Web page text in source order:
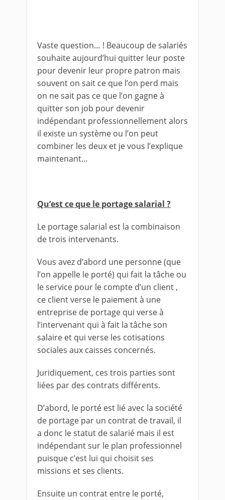
Vaste question… ! Beaucoup de salariés
souhaite aujourd’hui quitter leur poste
pour devenir leur propre patron mais
souvent on sait ce que l’on perd mais
on ne sait pas ce que l’on gagne à
quitter son job pour devenir
indépendant professionnellement alors
il existe un système ou l’on peut
combiner les deux et je vous l’explique
maintenant…
Qu’est ce que le portage salarial ?
Le portage salarial est la combinaison
de trois intervenants.
Vous avez d’abord une personne (que
l’on appelle le porté) qui fait la tâche ou
le service pour le compte d’un client ,
ce client verse le paiement à une
entreprise de portage qui verse à
l’intervenant qui à fait la tâche son
salaire et qui verse les cotisations
sociales aux caisses concernés.
Juridiquement, ces trois parties sont
liées par des contrats différents.
D’abord, le porté est lié avec la société
de portage par un contrat de travail, il
a donc le statut de salarié mais il est
indépendant sur le plan professionnel
puisque c’est lui qui choisit ses
missions et ses clients.
Ensuite un contrat entre le porté,